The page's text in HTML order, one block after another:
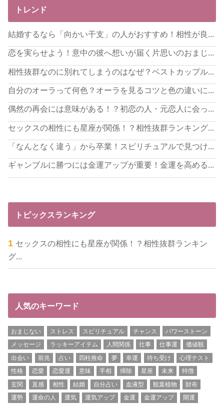
トレンド
結婚するなら「向かい干支」の人がおすすめ！相性が良...
恋を実らせよう！意中の彼へ想いが届く片思いのおまじ...
相性抜群なのに別れてしまうのはなぜ？ベストカップル...
自分のオーラって何色？オーラを見るコツと色の違いに...
偶然の再会には意味がある！？初恋の人・元恋人に会っ...
セックスの相性にも星座が関係！？相性抜群ランキング...
「なんとなく違う」から卒業！スピリチュアルで見つけ...
ギャンブルに勝つには金運アップが重要！金運を高める...
トピックスランキング
セックスの相性にも星座が関係！？相性抜群ランキン
グ...
人気のキーワード
おまじない ストレス スピリチュアル チャンス
パワーストーン
メッセージ
ラッキーアイテム 人間関係 仕事 仕事運
価値観
出会い
前兆 占い 四柱推命 夢 幸運 待ち受け
心理テスト
性格
恋愛 恋愛運 意味 手相 掃除 星座 未来
特徴
玄関
直感 相性 結婚 自分占い 血液型 観葉植物
財布
運勢
運命の人 運気 運気アップ 金運 金運アップ
開運